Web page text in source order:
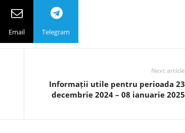
Email Telegram
Next article
Informații utile pentru perioada 23
decembrie 2024 – 08 ianuarie 2025